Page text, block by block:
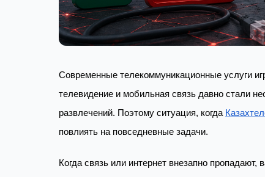
Современные телекоммуникационные услуги
телевидение и мобильная связь давно стали
развлечений. Поэтому ситуация, когда
повлиять на повседневные задачи.
Когда связь или интернет внезапно